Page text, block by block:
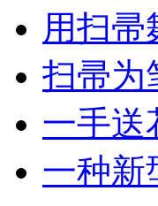
用扫帚
扫帚为
一手送
一种新